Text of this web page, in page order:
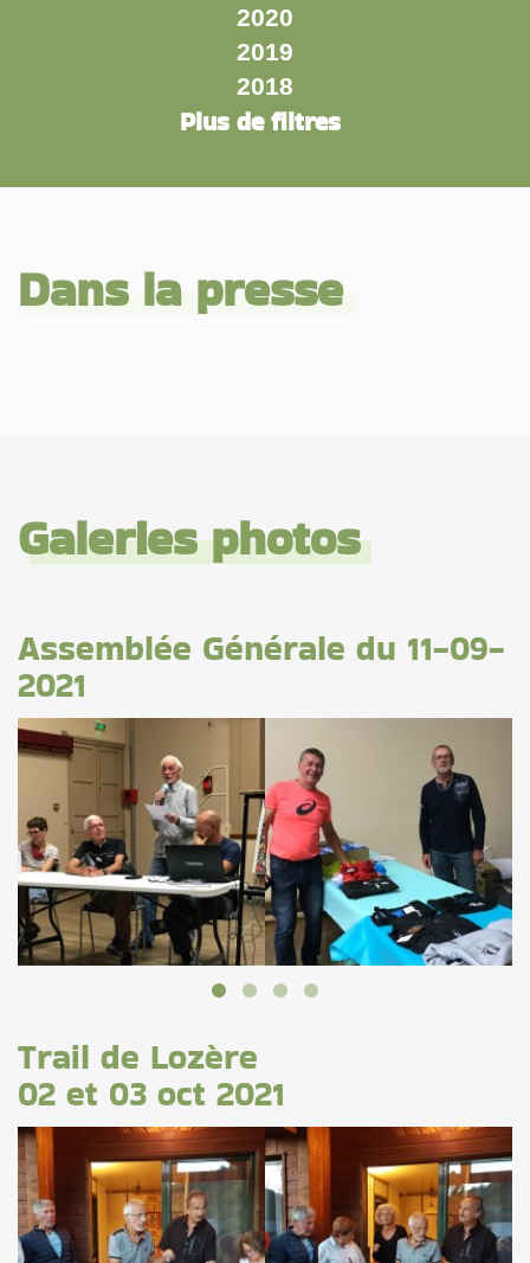
2020
2019
2018
Plus de filtres
Dans la presse
Galeries photos
Assemblée Générale du 11-09-
2021
Trail de Lozère
02 et 03 oct 2021